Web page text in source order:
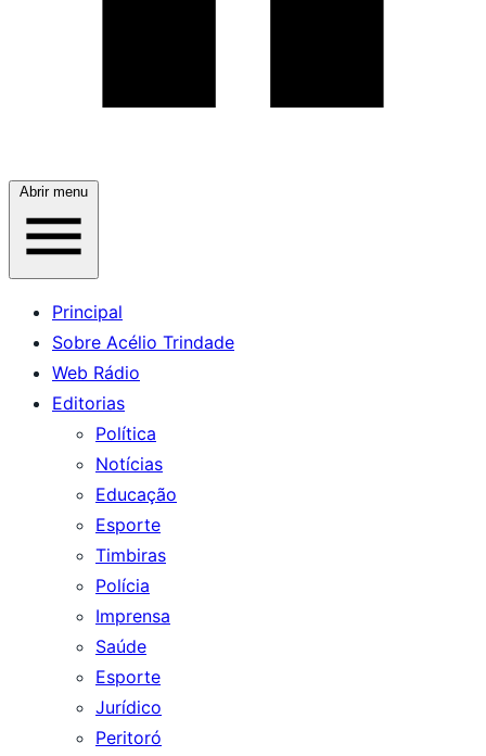
Abrir menu
Principal
Sobre Acélio Trindade
Web Rádio
Editorias
Política
Notícias
Educação
Esporte
Timbiras
Polícia
Imprensa
Saúde
Esporte
Jurídico
Peritoró